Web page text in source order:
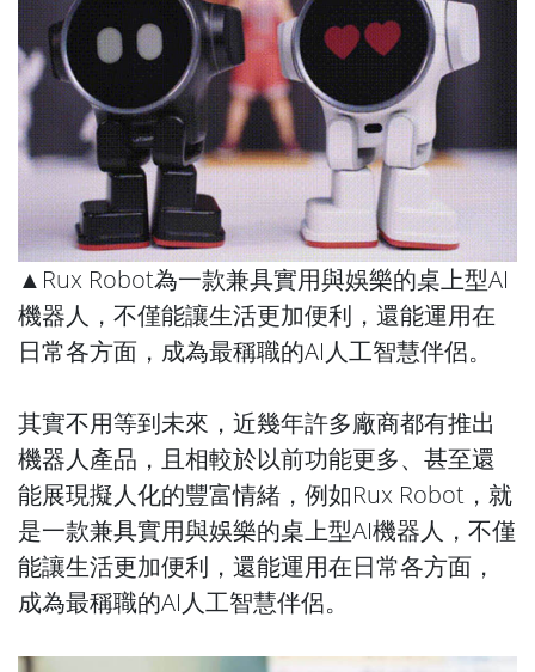
▲Rux Robot為一款兼具實用與娛樂的桌上型AI
機器人，不僅能讓生活更加便利，還能運用在
日常各方面，成為最稱職的AI人工智慧伴侶。
其實不用等到未來，近幾年許多廠商都有推出
機器人產品，且相較於以前功能更多、甚至還
能展現擬人化的豐富情緒，例如Rux Robot，就
是一款兼具實用與娛樂的桌上型AI機器人，不僅
能讓生活更加便利，還能運用在日常各方面，
成為最稱職的AI人工智慧伴侶。